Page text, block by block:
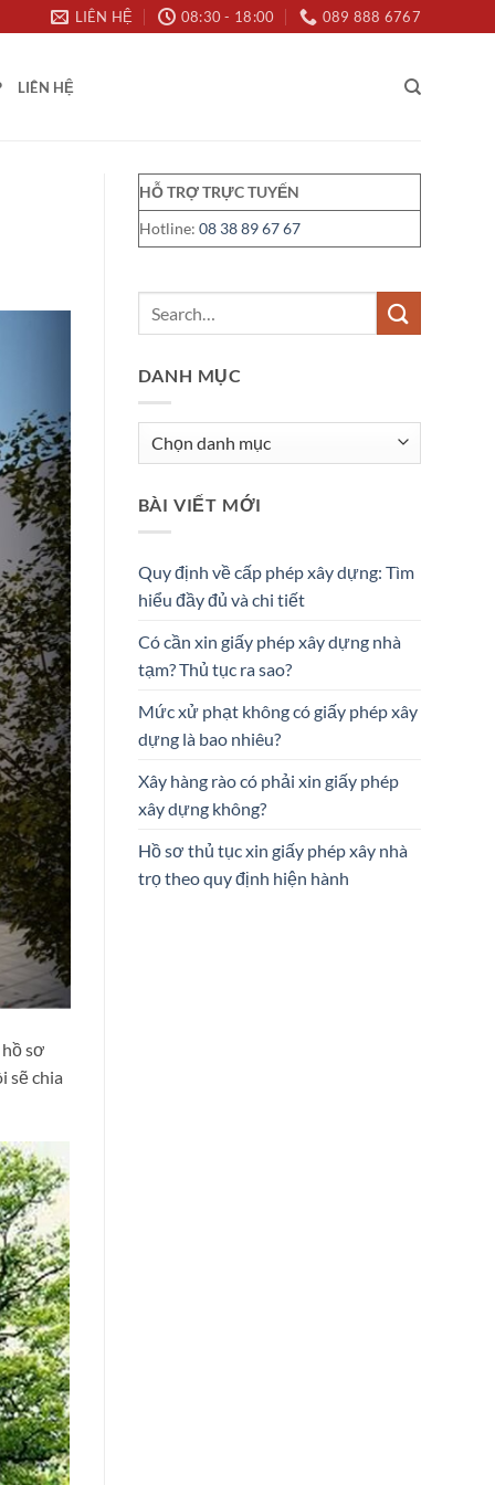
LIÊN HỆ 08:30 - 18:00 089 888 6767
LIÊN HỆ
sơ
sẽ chia
HỖ TRỢ TRỰC TUYẾN
Hotline: 08 38 89 67 67
DANH MỤC
Danh
mục
BÀI VIẾT MỚI
Quy định về cấp phép xây dựng: Tìm
hiểu đầy đủ và chi tiết
Có cần xin giấy phép xây dựng nhà
tạm? Thủ tục ra sao?
Mức xử phạt không có giấy phép xây
dựng là bao nhiêu?
Xây hàng rào có phải xin giấy phép
xây dựng không?
Hồ sơ thủ tục xin giấy phép xây nhà
trọ theo quy định hiện hành